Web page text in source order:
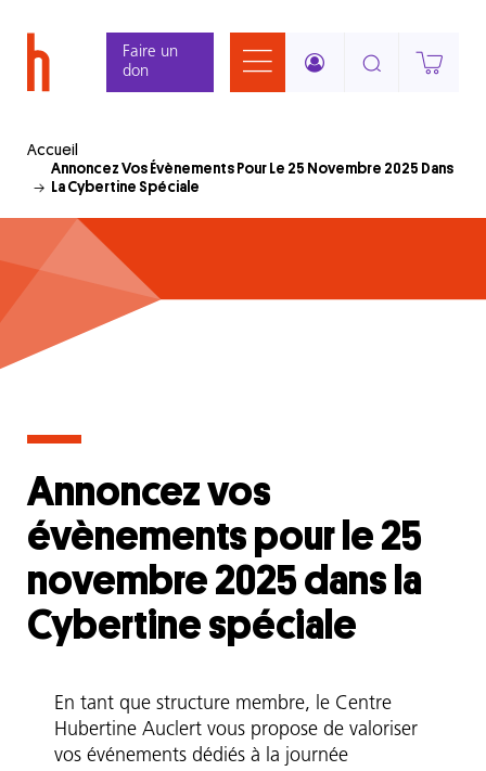
contenu
principal
Faire un
don
Accueil
Annoncez Vos Évènements Pour Le 25 Novembre 2025 Dans
La Cybertine Spéciale
Annoncez vos
évènements pour le 25
novembre 2025 dans la
Cybertine spéciale
Chapô
En tant que structure membre, le Centre
Hubertine Auclert vous propose de valoriser
vos événements dédiés à la journée